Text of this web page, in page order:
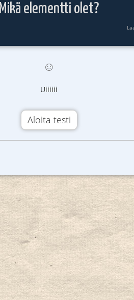
Mikä elementti olet?
☺️
Uiiiiii
Aloita testi